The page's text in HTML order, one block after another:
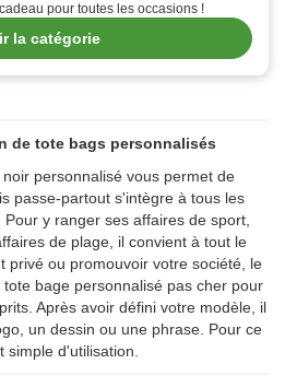
pour toutes les occasions !
la catégorie
de tote bags personnalisés
personnalisé vous permet de
passe-partout s'intègre à tous les
y ranger ses affaires de sport,
de plage, il convient à tout le
privé ou promouvoir votre société, le
bage personnalisé pas cher pour
Après avoir défini votre modèle, il
un dessin ou une phrase. Pour ce
d'utilisation.